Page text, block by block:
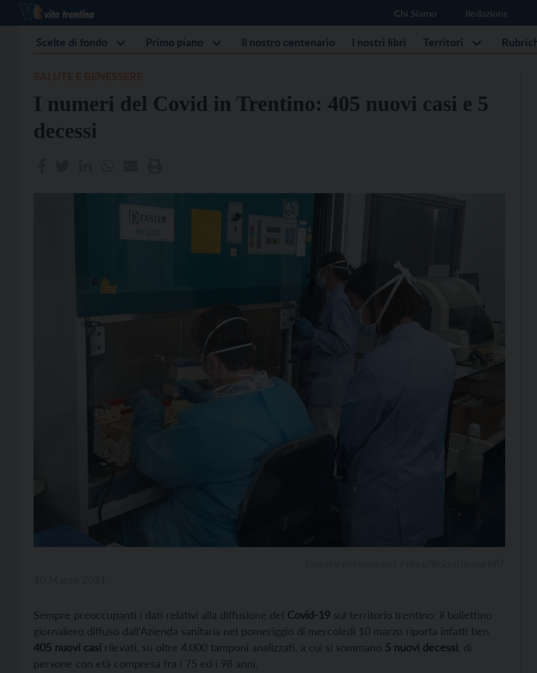
Chi Siamo Redazione
Scelte di fondo Primo piano Il nostro centenario I nostri libri Territori
I numeri del Covid in Trentino: 405 nuovi casi e 5
decessi
Sempre preoccupanti i dati relativi alla diffusione del Covid-19 sul territorio trentino: il bollettino
giornaliero diffuso dall’Azienda sanitaria nel pomeriggio di mercoledì 10 marzo riporta infatti ben
405 nuovi casi rilevati, su oltre 4.000 tamponi analizzati, a cui si sommano 5 nuovi decessi, di
persone con età compresa fra i 75 ed i 98 anni.